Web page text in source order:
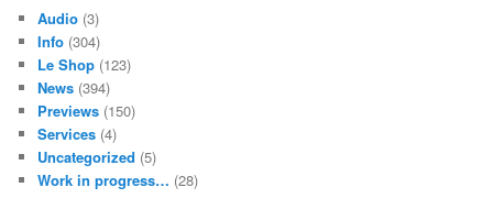
Audio (3)
Info (304)
Le Shop (123)
News (394)
Previews (150)
Services (4)
Uncategorized (5)
Work in progress… (28)